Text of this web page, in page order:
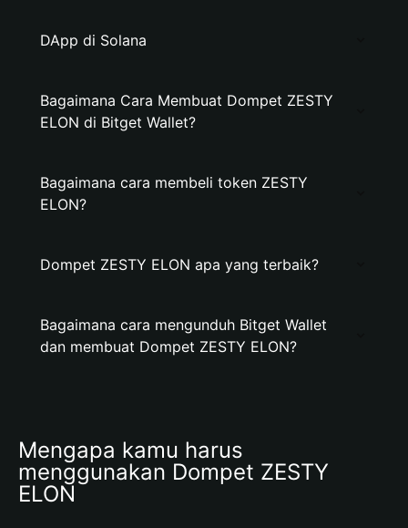
DApp di Solana
Bagaimana Cara Membuat Dompet ZESTY
ELON di Bitget Wallet?
Bagaimana cara membeli token ZESTY
ELON?
Dompet ZESTY ELON apa yang terbaik?
Bagaimana cara mengunduh Bitget Wallet
dan membuat Dompet ZESTY ELON?
Mengapa kamu harus
menggunakan Dompet ZESTY
ELON